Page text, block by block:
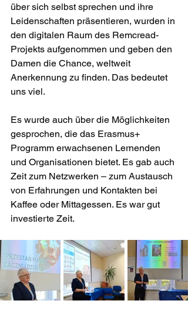
über sich selbst sprechen und ihre
Leidenschaften präsentieren, wurden in
den digitalen Raum des Remcread-
Projekts aufgenommen und geben den
Damen die Chance, weltweit
Anerkennung zu finden. Das bedeutet
uns viel.
Es wurde auch über die Möglichkeiten
gesprochen, die das Erasmus+
Programm erwachsenen Lernenden
und Organisationen bietet. Es gab auch
Zeit zum Netzwerken – zum Austausch
von Erfahrungen und Kontakten bei
Kaffee oder Mittagessen. Es war gut
investierte Zeit.